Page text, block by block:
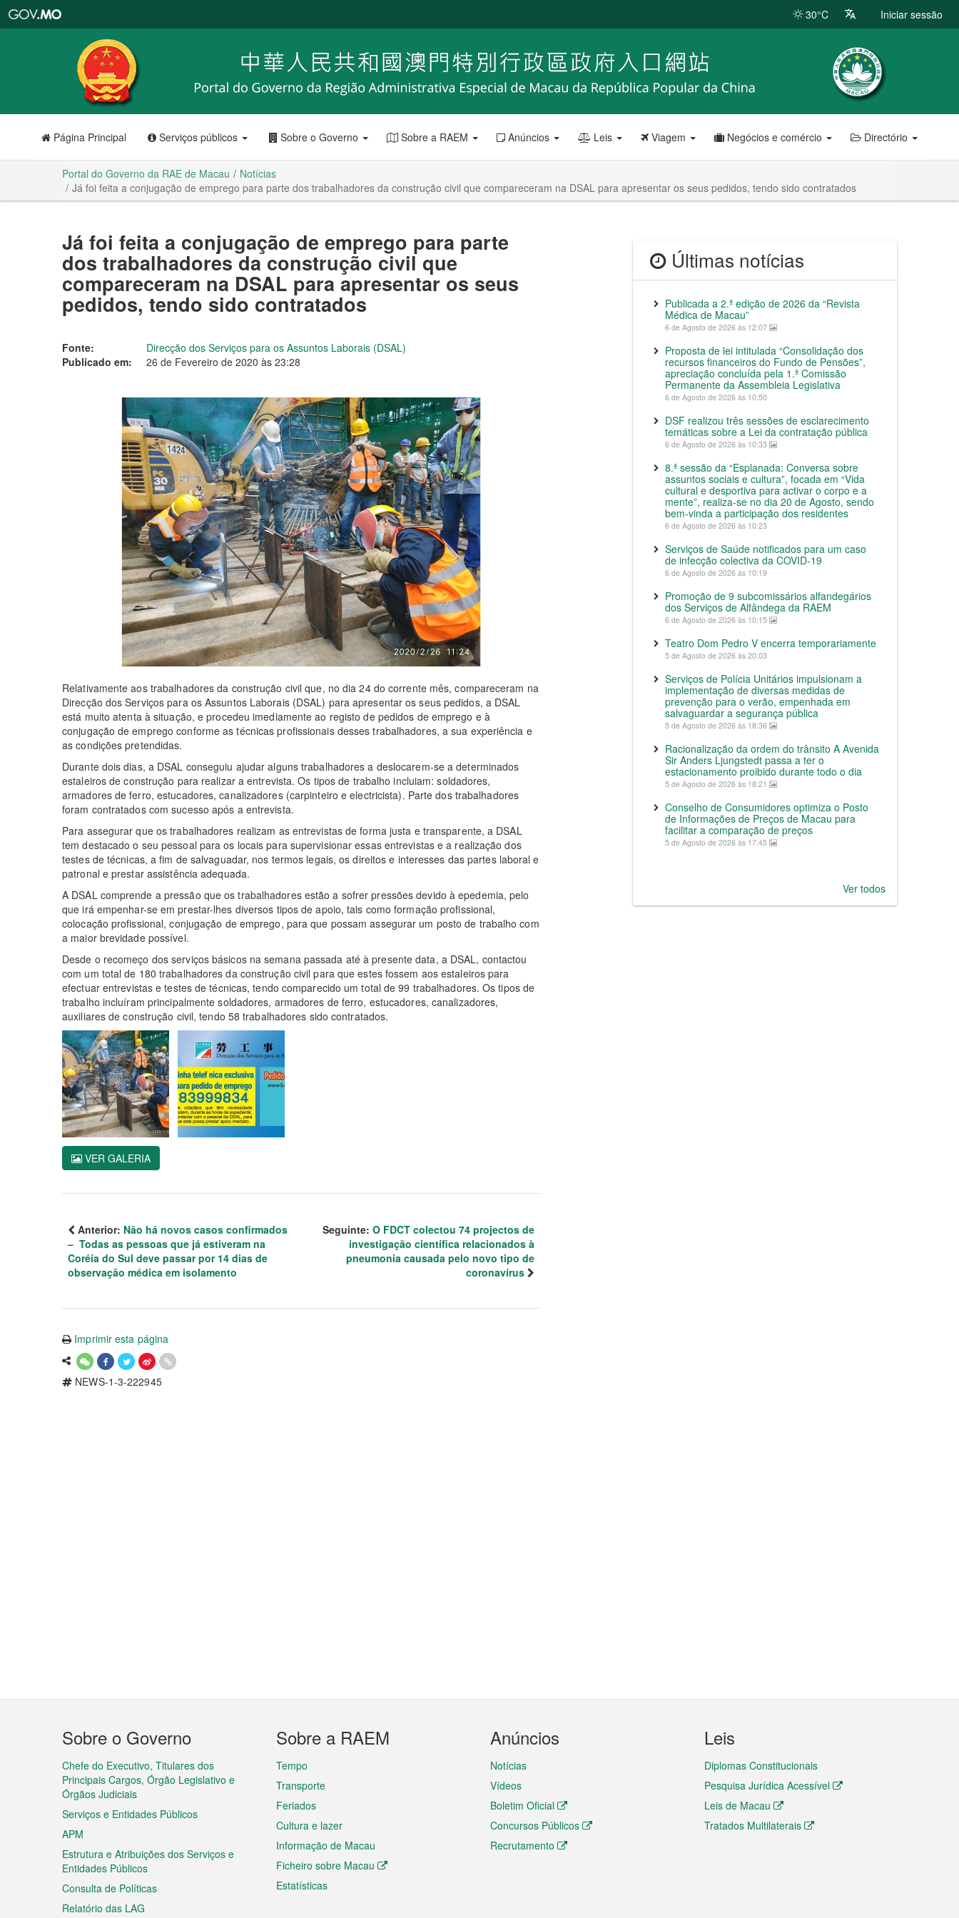
RAE
de
Macau
30°C Iniciar sessão
Página Principal Serviços públicos Sobre o Governo Sobre a RAEM Anúncios Leis Viagem Negócios e comércio Directório
Portal do Governo da RAE de Macau
Notícias
Já foi feita a conjugação de emprego para parte dos trabalhadores da construção civil que compareceram na DSAL para apresentar os seus pedidos, tendo sido contratados
Já foi feita a conjugação de emprego para parte
dos trabalhadores da construção civil que
compareceram na DSAL para apresentar os seus
pedidos, tendo sido contratados
Fonte:
Direcção dos Serviços para os Assuntos Laborais (DSAL)
Publicado em:
26 de Fevereiro de 2020 às 23:28
Relativamente aos trabalhadores da construção civil que, no dia 24 do corrente mês, compareceram na
Direcção dos Serviços para os Assuntos Laborais (DSAL) para apresentar os seus pedidos, a DSAL
está muito atenta à situação, e procedeu imediamente ao registo de pedidos de emprego e à
conjugação de emprego conforme as técnicas profissionais desses trabalhadores, a sua experiência e
as condições pretendidas.
Durante dois dias, a DSAL conseguiu ajudar alguns trabalhadores a deslocarem-se a determinados
estaleiros de construção para realizar a entrevista. Os tipos de trabalho incluiam: soldadores,
armadores de ferro, estucadores, canalizadores (carpinteiro e electricista). Parte dos trabalhadores
foram contratados com sucesso após a entrevista.
Para assegurar que os trabalhadores realizam as entrevistas de forma justa e transparente, a DSAL
tem destacado o seu pessoal para os locais para supervisionar essas entrevistas e a realização dos
testes de técnicas, a fim de salvaguadar, nos termos legais, os direitos e interesses das partes laboral e
patronal e prestar assistência adequada.
A DSAL comprende a pressão que os trabalhadores estão a sofrer pressões devido à epedemia, pelo
que irá empenhar-se em prestar-lhes diversos tipos de apoio, tais como formação profissional,
colocação profissional, conjugação de emprego, para que possam assegurar um posto de trabalho com
a maior brevidade possível.
Desde o recomeço dos serviços básicos na semana passada até à presente data, a DSAL, contactou
com um total de 180 trabalhadores da construção civil para que estes fossem aos estaleiros para
efectuar entrevistas e testes de técnicas, tendo comparecido um total de 99 trabalhadores. Os tipos de
trabalho incluíram principalmente soldadores, armadores de ferro, estucadores, canalizadores,
auxiliares de construção civil, tendo 58 trabalhadores sido contratados.
VER GALERIA
Anterior: Não há novos casos confirmados
– Todas as pessoas que já estiveram na
Coréia do Sul deve passar por 14 dias de
observação médica em isolamento
Seguinte: O FDCT colectou 74 projectos de
investigação científica relacionados à
pneumonia causada pelo novo tipo de
coronavírus
Imprimir esta página
NEWS-1-3-222945
Últimas notícias
Publicada a 2.ª edição de 2026 da “Revista
Médica de Macau”
6 de Agosto de 2026 às 12:07
Proposta de lei intitulada “Consolidação dos
recursos financeiros do Fundo de Pensões”,
apreciação concluída pela 1.ª Comissão
Permanente da Assembleia Legislativa
6 de Agosto de 2026 às 10:50
DSF realizou três sessões de esclarecimento
temáticas sobre a Lei da contratação pública
6 de Agosto de 2026 às 10:33
8.ª sessão da “Esplanada: Conversa sobre
assuntos sociais e cultura”, focada em “Vida
cultural e desportiva para activar o corpo e a
mente”, realiza-se no dia 20 de Agosto, sendo
bem-vinda a participação dos residentes
6 de Agosto de 2026 às 10:23
Serviços de Saúde notificados para um caso
de infecção colectiva da COVID-19
6 de Agosto de 2026 às 10:19
Promoção de 9 subcomissários alfandegários
dos Serviços de Alfândega da RAEM
6 de Agosto de 2026 às 10:15
Teatro Dom Pedro V encerra temporariamente
5 de Agosto de 2026 às 20:03
Serviços de Polícia Unitários impulsionam a
implementação de diversas medidas de
prevenção para o verão, empenhada em
salvaguardar a segurança pública
5 de Agosto de 2026 às 18:36
Racionalização da ordem do trânsito A Avenida
Sir Anders Ljungstedt passa a ter o
estacionamento proibido durante todo o dia
5 de Agosto de 2026 às 18:21
Conselho de Consumidores optimiza o Posto
de Informações de Preços de Macau para
facilitar a comparação de preços
5 de Agosto de 2026 às 17:45
Ver todos
Menu
do
rodapé
Sobre o Governo
Chefe do Executivo, Titulares dos
Principais Cargos, Órgão Legislativo e
Órgãos Judiciais
Serviços e Entidades Públicos
APM
Estrutura e Atribuições dos Serviços e
Entidades Públicos
Consulta de Políticas
Relatório das LAG
Sobre a RAEM
Tempo
Transporte
Feriados
Cultura e lazer
Informação de Macau
Ficheiro sobre Macau
Estatísticas
Anúncios
Notícias
Vídeos
Boletim Oficial
Concursos Públicos
Recrutamento
Leis
Diplomas Constitucionais
Pesquisa Jurídica Acessível
Leis de Macau
Tratados Multilaterais